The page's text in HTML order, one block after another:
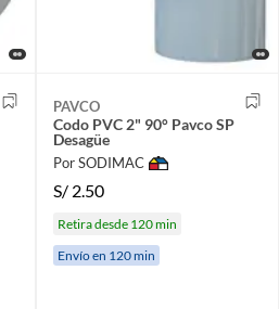
PAVCO
Codo PVC 2" 90° Pavco SP
Desagüe
Por SODIMAC
S/ 2.50
Retira desde 120 min
Envío en 120 min